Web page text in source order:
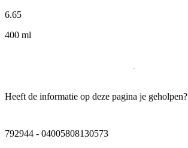
6.65
400 ml
Heeft de informatie op deze pagina je geholpen?
792944 - 04005808130573